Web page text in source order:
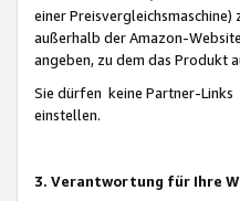
einer
außerhalb der Amazon-
angeben, zu dem das Produkt
Sie dürfen keine Partner-Links
einstellen.
3. Verantwortung für Ihre